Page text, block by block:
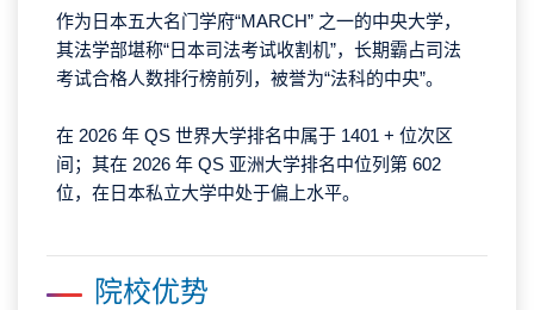
作为日本五大名门学府“MARCH” 之一的中央大学，
其法学部堪称“日本司法考试收割机”，长期霸占司法
考试合格人数排行榜前列，被誉为“法科的中央”。
在 2026 年 QS 世界大学排名中属于 1401 + 位次区
间；其在 2026 年 QS 亚洲大学排名中位列第 602
位，在日本私立大学中处于偏上水平。
院校优势